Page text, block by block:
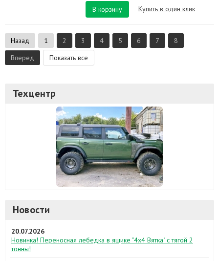
В корзину
Купить в один клик
Назад 1 2 3 4 5 6 7
8
Вперед
Показать все
Техцентр
Новости
20.07.2026
Новинка! Переносная лебедка в ящике "4х4 Вятка" с тягой 2
тонны!